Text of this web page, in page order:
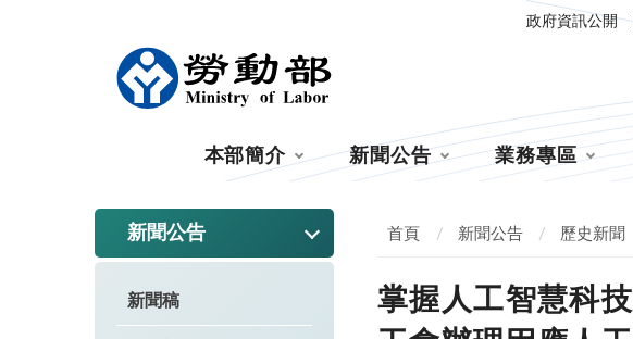
政府資訊公開
本部簡介 新聞公告 業務專區
新聞公告
新聞稿
首頁 新聞公告 歷史新聞
掌握人工智慧科